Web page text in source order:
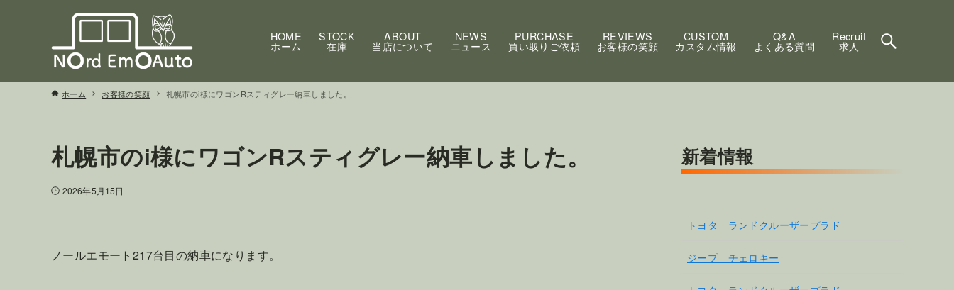
HOME
ホーム
STOCK
在庫
ABOUT
当店について
NEWS
ニュース
PURCHASE
買い取りご依頼
REVIEWS
お客様の笑顔
CUSTOM
カスタム情報
Q&A
よくある質問
Recruit
求人
ホーム お客様の笑顔 札幌市のi様にワゴンRスティグレー納車しました。
札幌市のi様にワゴンRスティグレー納車しました。
2026年5月15日
ノールエモート217台目の納車になります。
新着情報
トヨタ ランドクルーザープラド
ジープ チェロキー